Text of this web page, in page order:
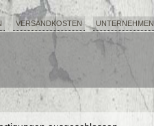
VERSANDKOSTEN UNTERNEHMEN
ausgeschlossen
ausgeschlossen